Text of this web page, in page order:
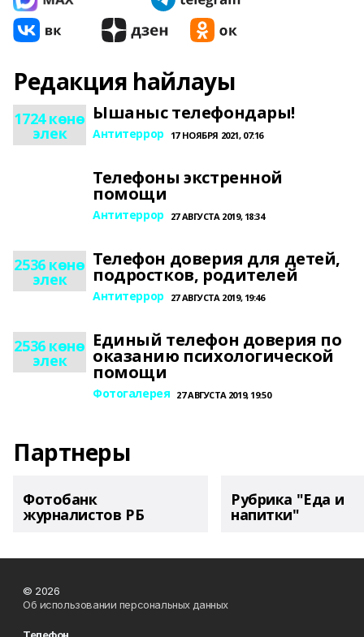
Редакция һайлауы
1724 көнө
элек
Ышаныс телефондары!
Антитеррор 17 НОЯБРЯ 2021, 07:16
Телефоны экстренной
помощи
Антитеррор 27 АВГУСТА 2019, 18:34
2536 көнө
элек
Телефон доверия для детей,
подростков, родителей
Антитеррор 27 АВГУСТА 2019, 19:46
2536 көнө
элек
Единый телефон доверия по
оказанию психологической
помощи
Фотогалерея 27 АВГУСТА 2019, 19:50
Партнеры
Фотобанк
журналистов РБ
Рубрика "Еда и
напитки"
© 2026
Об использовании персональных данных